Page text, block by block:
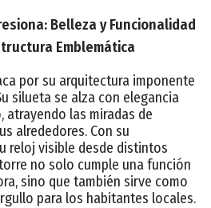
Belleza y Funcionalidad
Emblemática
por su arquitectura imponente
silueta se alza con elegancia
atrayendo las miradas de
alrededores. Con su
reloj visible desde distintos
no solo cumple una función
sino que también sirve como
para los habitantes locales.